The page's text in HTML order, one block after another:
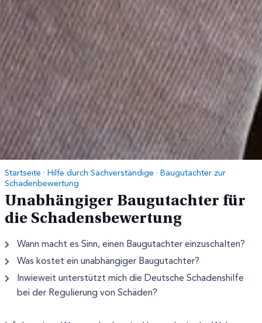
Startseite · Hilfe durch Sachverständige · Baugutachter zur
Schadenbewertung
Unabhängiger Baugutachter für
die Schadensbewertung
Wann macht es Sinn, einen Baugutachter einzuschalten?
Was kostet ein unabhängiger Baugutachter?
Inwieweit unterstützt mich die Deutsche Schadenshilfe
bei der Regulierung von Schäden?